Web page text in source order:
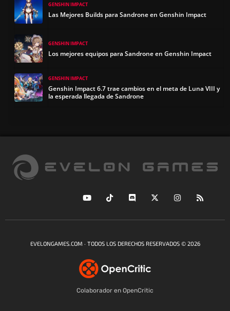
GENSHIN IMPACT
Las Mejores Builds para Sandrone en Genshin Impact
GENSHIN IMPACT
Los mejores equipos para Sandrone en Genshin Impact
GENSHIN IMPACT
Genshin Impact 6.7 trae cambios en el meta de Luna VIII y
la esperada llegada de Sandrone
EVELONGAMES.COM · TODOS LOS DERECHOS RESERVADOS © 2026
Colaborador en OpenCritic